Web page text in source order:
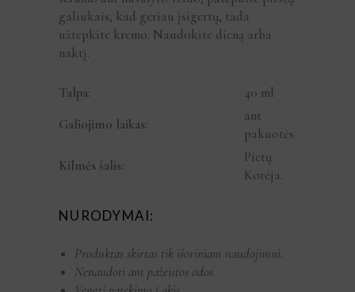
galiukais, kad geriau įsigertų, tada
užtepkite kremo. Naudokite dieną arba
naktį.
Talpa:
40 ml
Galiojimo laikas:
ant
pakuotės.
Kilmės šalis:
Pietų
Korėja.
NURODYMAI:
Produktas skirtas tik išoriniam naudojimui.
Nenaudoti ant pažeistos odos.